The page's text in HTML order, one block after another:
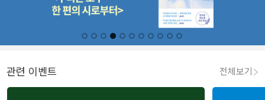
관련 이벤트 전체보기